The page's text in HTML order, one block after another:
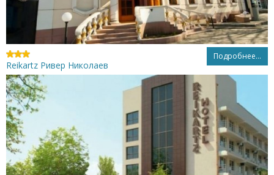
Подробнее...
Reikartz Ривер Николаев